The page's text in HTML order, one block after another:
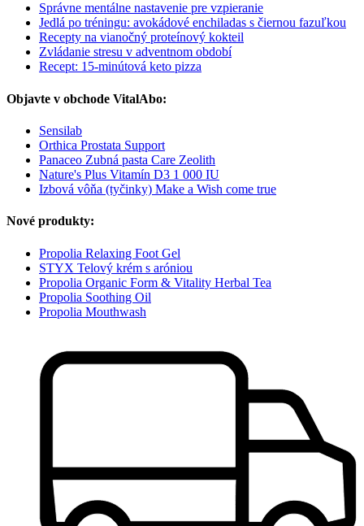
Správne mentálne nastavenie pre vzpieranie
Jedlá po tréningu: avokádové enchiladas s čiernou fazuľkou
Recepty na vianočný proteínový kokteil
Zvládanie stresu v adventnom období
Recept: 15-minútová keto pizza
Objavte v obchode VitalAbo:
Sensilab
Orthica Prostata Support
Panaceo Zubná pasta Care Zeolith
Nature's Plus Vitamín D3 1 000 IU
Izbová vôňa (tyčinky) Make a Wish come true
Nové produkty:
Propolia Relaxing Foot Gel
STYX Telový krém s aróniou
Propolia Organic Form & Vitality Herbal Tea
Propolia Soothing Oil
Propolia Mouthwash